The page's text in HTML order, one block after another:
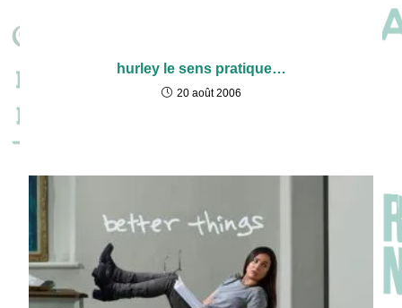
hurley le sens pratique…
20 août 2006